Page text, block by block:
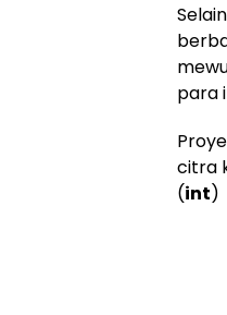
para
citra
(int)